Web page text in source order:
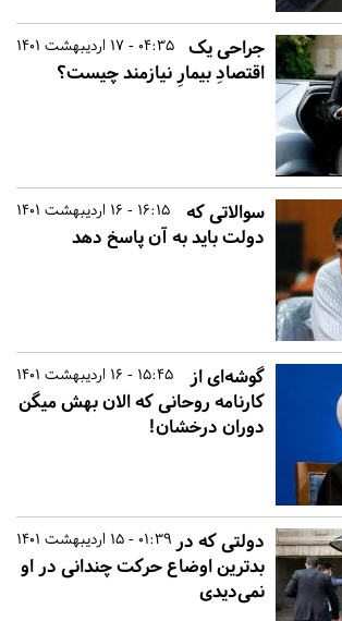
04:35 - 17 اردیبهشت 1401
جراحی یک
اقتصادِ بیمارِ نیازمند چیست؟
16:15 - 16 اردیبهشت 1401
سوالاتی که
دولت باید به آن پاسخ دهد
15:45 - 16 اردیبهشت 1401
گوشه‌ای از
کارنامه روحانی که الان بهش میگن
دوران درخشان!
01:39 - 15 اردیبهشت 1401 دولتی که در
بدترین اوضاع حرکت چندانی در او
نمی‌دیدی